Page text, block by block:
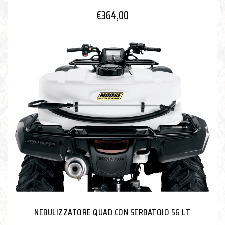
€364,00
NEBULIZZATORE QUAD CON SERBATOIO 56 LT